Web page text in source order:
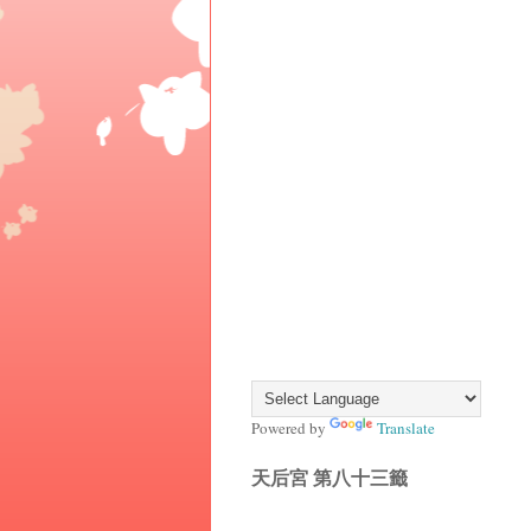
Powered by Translate
天后宮 第八十三籤